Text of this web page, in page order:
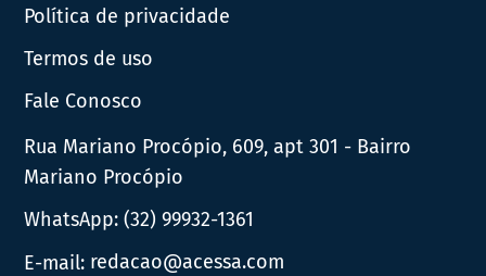
Política de privacidade
Termos de uso
Fale Conosco
Rua Mariano Procópio, 609, apt 301 - Bairro
Mariano Procópio
WhatsApp:(32) 99932-1361
E-mail: redacao@acessa.com